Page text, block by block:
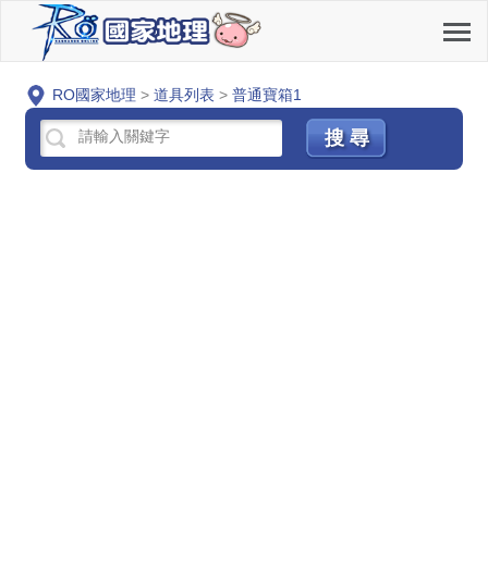
RO國家地理 > 道具列表 > 普通寶箱1